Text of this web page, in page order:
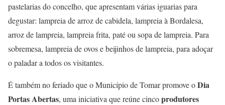
pastelarias do concelho, que apresentam várias iguarias para
degustar: lampreia de arroz de cabidela, lampreia à Bordalesa,
arroz de lampreia, lampreia frita, paté ou sopa de lampreia. Para
sobremesa, lampreia de ovos e beijinhos de lampreia, para adoçar
o paladar a todos os visitantes.
É também no feriado que o Município de Tomar promove oDia
Portas Abertas, uma iniciativa que reúne cincoprodutores